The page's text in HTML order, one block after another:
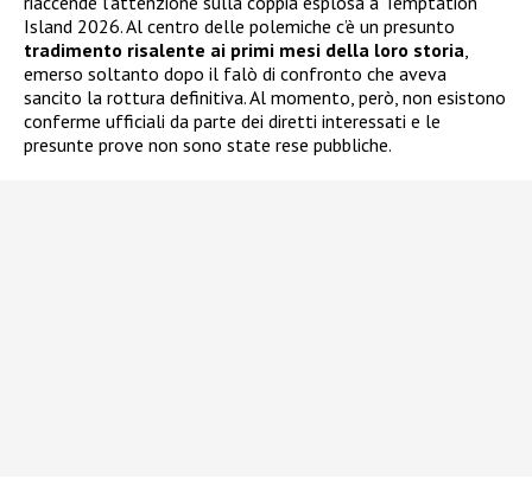
Island 2026. Al centro delle polemiche c’è un presunto
tradimento risalente ai primi mesi della loro storia
emerso soltanto dopo il falò di confronto che aveva
sancito la rottura definitiva. Al momento, però, non esistono
conferme ufficiali da parte dei diretti interessati e le
presunte prove non sono state rese pubbliche.